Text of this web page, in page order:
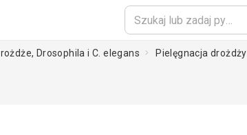
Drosophila i C. elegans Pielęgnacja drożdży